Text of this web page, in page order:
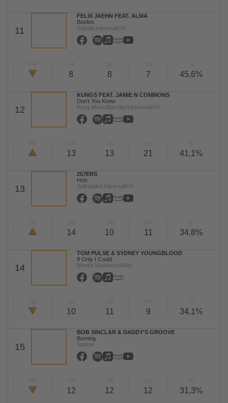
11
FELIX JAEHN FEAT. ALMA
Bonfire
Island/Universal/UV
8 8 7 45,6%
12
KUNGS FEAT. JAMIE N COMMONS
Don't You Know
Kung Music/Barclay/Universal/UV
13 13 21 41,1%
13
257ERS
Holz
Selfmade/Universal/UV
14 10 11 34,8%
14
TOM PULSE & SYDNEY YOUNGBLOOD
If Only I Could
Mental Madness/KNM
10 11 9 34,1%
15
BOB SINCLAR & DADDY'S GROOVE
Burning
Spinnin
12 12 12 31,3%